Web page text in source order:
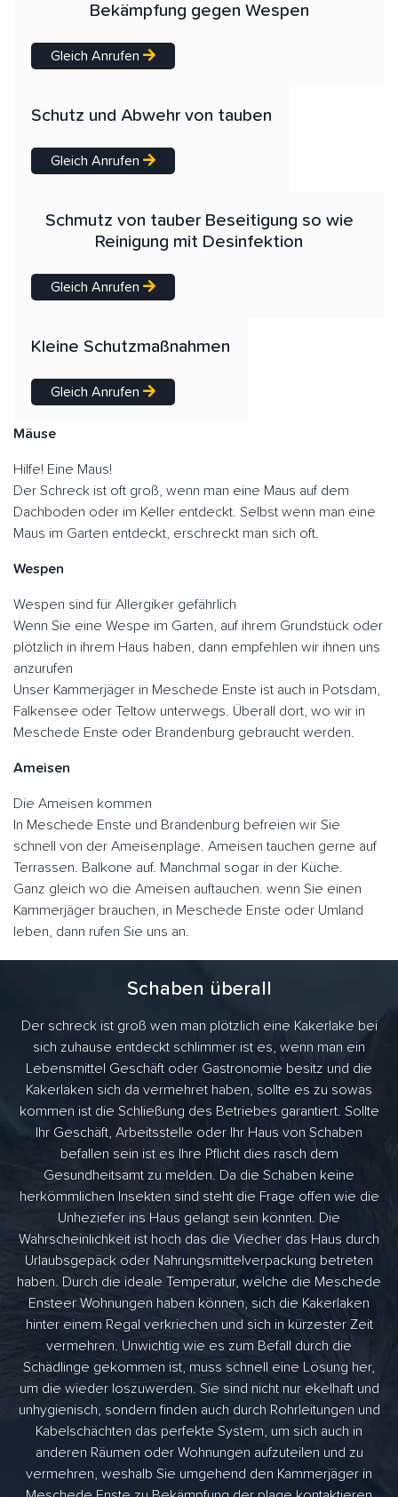
Bekämpfung gegen Wespen
Gleich Anrufen
Schutz und Abwehr von tauben
Gleich Anrufen
Schmutz von tauber Beseitigung so wie
Reinigung mit Desinfektion
Gleich Anrufen
Kleine Schutzmaßnahmen
Gleich Anrufen
Mäuse
Hilfe! Eine Maus!
Der Schreck ist oft groß, wenn man eine Maus auf dem
Dachboden oder im Keller entdeckt. Selbst wenn man eine
Maus im Garten entdeckt, erschreckt man sich oft.
Wespen
Wespen sind für Allergiker gefährlich
Wenn Sie eine Wespe im Garten, auf ihrem Grundstück oder
plötzlich in ihrem Haus haben, dann empfehlen wir ihnen uns
anzurufen
Unser Kammerjäger in Meschede Enste ist auch in Potsdam,
Falkensee oder Teltow unterwegs. Überall dort, wo wir in
Meschede Enste oder Brandenburg gebraucht werden.
Ameisen
Die Ameisen kommen
In Meschede Enste und Brandenburg befreien wir Sie
schnell von der Ameisenplage. Ameisen tauchen gerne auf
Terrassen. Balkone auf. Manchmal sogar in der Küche.
Ganz gleich wo die Ameisen auftauchen. wenn Sie einen
Kammerjäger brauchen, in Meschede Enste oder Umland
leben, dann rufen Sie uns an.
Schaben überall
Der schreck ist groß wen man plötzlich eine Kakerlake bei
sich zuhause entdeckt schlimmer ist es, wenn man ein
Lebensmittel Geschäft oder Gastronomie besitz und die
Kakerlaken sich da vermehret haben, sollte es zu sowas
kommen ist die Schließung des Betriebes garantiert. Sollte
Ihr Geschäft, Arbeitsstelle oder Ihr Haus von Schaben
befallen sein ist es Ihre Pflicht dies rasch dem
Gesundheitsamt zu melden. Da die Schaben keine
herkömmlichen Insekten sind steht die Frage offen wie die
Unheziefer ins Haus gelangt sein könnten. Die
Wahrscheinlichkeit ist hoch das die Viecher das Haus durch
Urlaubsgepäck oder Nahrungsmittelverpackung betreten
haben. Durch die ideale Temperatur, welche die Meschede
Ensteer Wohnungen haben können, sich die Kakerlaken
hinter einem Regal verkriechen und sich in kürzester Zeit
vermehren. Unwichtig wie es zum Befall durch die
Schädlinge gekommen ist, muss schnell eine Lösung her,
um die wieder loszuwerden. Sie sind nicht nur ekelhaft und
unhygienisch, sondern finden auch durch Rohrleitungen und
Kabelschächten das perfekte System, um sich auch in
anderen Räumen oder Wohnungen aufzuteilen und zu
vermehren, weshalb Sie umgehend den Kammerjäger in